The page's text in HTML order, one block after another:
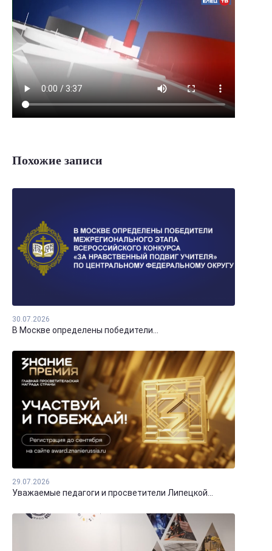
Похожие записи
30.07.2026
В Москве определены победители...
29.07.2026
Уважаемые педагоги и просветители Липецкой...